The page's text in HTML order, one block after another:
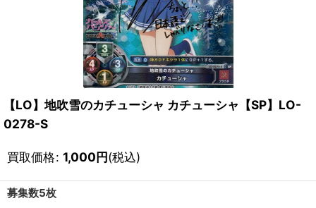
【LO】地吹雪のカチューシャ カチューシャ【SP】LO-
0278-S
買取価格: 1,000円(税込)
募集数5枚